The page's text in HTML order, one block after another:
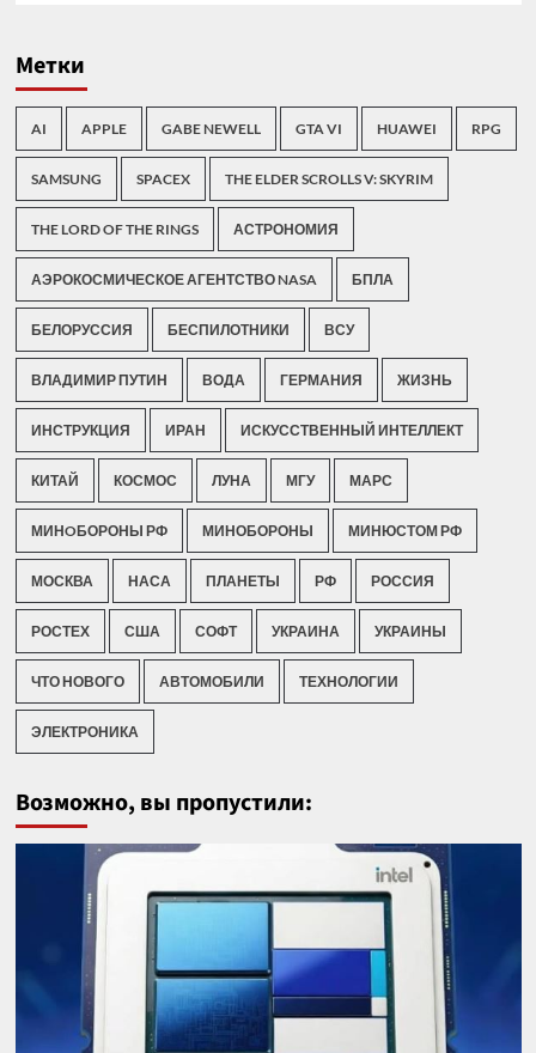
Метки
AI APPLE GABE NEWELL GTA VI HUAWEI RPG
SAMSUNG SPACEX THE ELDER SCROLLS V: SKYRIM
THE LORD OF THE RINGS АСТРОНОМИЯ
АЭРОКОСМИЧЕСКОЕ АГЕНТСТВО NASA БПЛА
БЕЛОРУССИЯ БЕСПИЛОТНИКИ ВСУ
ВЛАДИМИР ПУТИН ВОДА ГЕРМАНИЯ ЖИЗНЬ
ИНСТРУКЦИЯ ИРАН ИСКУССТВЕННЫЙ ИНТЕЛЛЕКТ
КИТАЙ КОСМОС ЛУНА МГУ МАРС
МИНOБОРОНЫ РФ МИНОБОРОНЫ МИНЮСТОМ РФ
МОСКВА НАСА ПЛАНЕТЫ РФ РОССИЯ
РОСТЕХ США СОФТ УКРАИНА УКРАИНЫ
ЧТО НОВОГО АВТОМОБИЛИ ТЕХНОЛОГИИ
ЭЛЕКТРОНИКА
Возможно, вы пропустили: